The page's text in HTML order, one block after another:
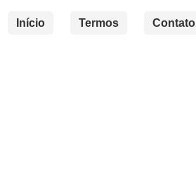
Início Termos Contato